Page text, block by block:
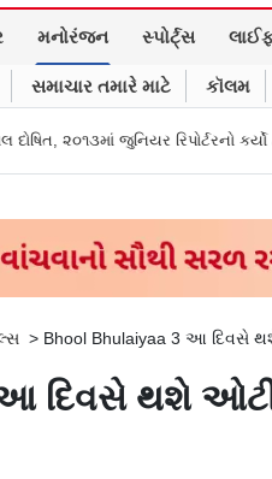
મનોરંજન સ્પોર્ટ્સ
સમાચાર તમારે માટે કૉલમ
રિપોર્ટરનો કર્યો હતો બળાત્કાર
> Bhool Bhulaiyaa 3 આ દિવસે થશે
થશે